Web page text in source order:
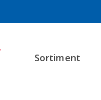
Sortiment